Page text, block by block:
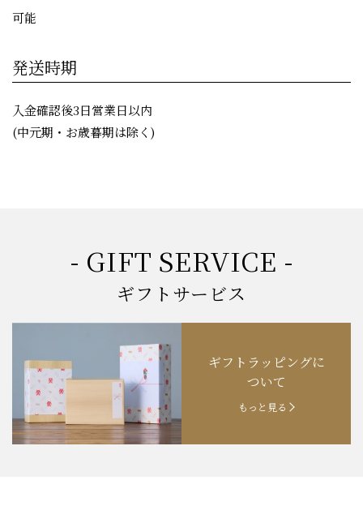
可能
発送時期
入金確認後3日営業日以内
(中元期・お歳暮期は除く)
- GIFT SERVICE -
ギフトサービス
ギフトラッピングに
ついて
もっと見る